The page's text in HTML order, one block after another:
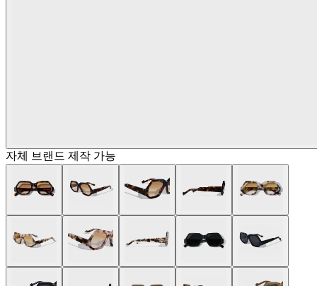
자체 브랜드 제작 가능